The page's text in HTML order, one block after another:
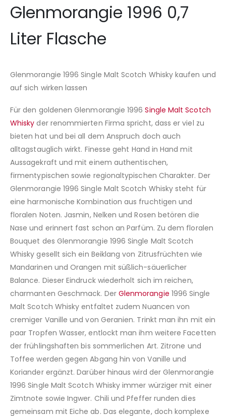
Glenmorangie 1996 0,7
Liter Flasche
Glenmorangie 1996 Single Malt Scotch Whisky kaufen und
auf sich wirken lassen
Für den goldenen Glenmorangie 1996Single Malt Scotch
Whisky der renommierten Firma spricht, dass er viel zu
bieten hat und bei all dem Anspruch doch auch
alltagstauglich wirkt. Finesse geht Hand in Hand mit
Aussagekraft und mit einem authentischen,
firmentypischen sowie regionaltypischen Charakter. Der
Glenmorangie 1996 Single Malt Scotch Whisky steht für
eine harmonische Kombination aus fruchtigen und
floralen Noten. Jasmin, Nelken und Rosen betören die
Nase und erinnert fast schon an Parfüm. Zu dem floralen
Bouquet des Glenmorangie 1996 Single Malt Scotch
Whisky gesellt sich ein Beiklang von Zitrusfrüchten wie
Mandarinen und Orangen mit süßlich-säuerlicher
Balance. Dieser Eindruck wiederholt sich im reichen,
charmanten Geschmack. Der Glenmorangie 1996 Single
Malt Scotch Whisky entfaltet zudem Nuancen von
cremiger Vanille und von Geranien. Trinkt man ihn mit ein
paar Tropfen Wasser, entlockt man ihm weitere Facetten
der frühlingshaften bis sommerlichen Art. Zitrone und
Toffee werden gegen Abgang hin von Vanille und
Koriander ergänzt. Darüber hinaus wird der Glenmorangie
1996 Single Malt Scotch Whisky immer würziger mit einer
Zimtnote sowie Ingwer. Chili und Pfeffer runden dies
gemeinsam mit Eiche ab. Das elegante, doch komplexe